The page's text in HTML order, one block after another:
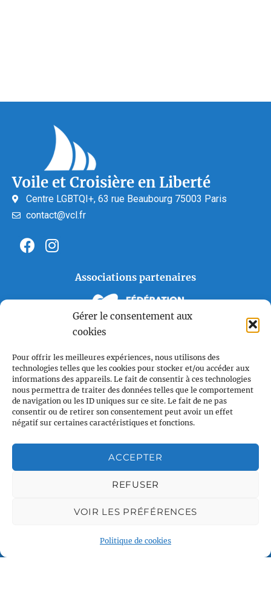
Gérer le consentement aux
cookies
Pour offrir les meilleures expériences, nous utilisons des
technologies telles que les cookies pour stocker et/ou accéder aux
informations des appareils. Le fait de consentir à ces technologies
nous permettra de traiter des données telles que le comportement
de navigation ou les ID uniques sur ce site. Le fait de ne pas
consentir ou de retirer son consentement peut avoir un effet
négatif sur certaines caractéristiques et fonctions.
ACCEPTER
REFUSER
VOIR LES PRÉFÉRENCES
Politique de cookies
Voile et Croisière en Liberté
Centre LGBTQI+, 63 rue Beaubourg 75003 Paris
contact@vcl.fr
Associations partenaires
Plan du site
Croisières en voilier